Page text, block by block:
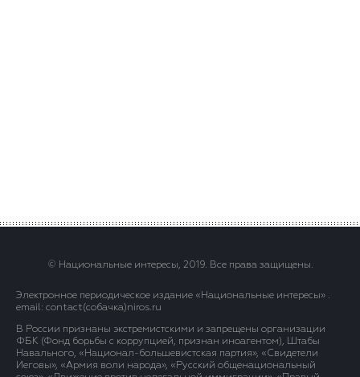
© Национальные интересы, 2019. Все права защищены.
Электронное периодическое издание «Национальные интересы» .
email: contact(сoбaчка)niros.ru
В России признаны экстремистскими и запрещены организации
ФБК (Фонд борьбы с коррупцией, признан иноагентом), Штабы
Навального, «Национал-большевистская партия», «Свидетели
Иеговы», «Армия воли народа», «Русский общенациональный